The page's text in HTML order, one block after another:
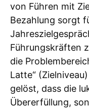
von Führen mit
Bezahlung sorgt
Führungskräften
die
Latte“
gelöst, dass die
Übererfüllung,